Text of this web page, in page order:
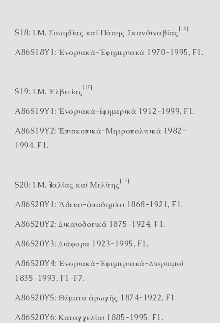
S18: Ι.Μ. Σουηδίας καί Πάσης Σκανδιναβίας [16]
A86S18Y1: Ἐνοριακά-Ἐφημεριακά 1970-1995, F1.
S19: Ι.Μ. Ἑλβετίας[17]
A86S19Y1: Ἐνοριακά-ἐφημερικά 1912-1999, F1.
A86S19Y2: Ἐπισκοπικά-Μητροπολιτικά 1982-
1994, F1.
S20: Ι.Μ. Ἰταλίας καί Μελίτης [18]
A86S20Y1: Ἄδειαι-ἀποδημίαι 1868-1921, F1.
A86S20Y2: Δικαιοδοτικά 1875-1924, F1.
A86S20Y3: Διάφορα 1923-1995, F1.
A86S20Y4: Ἐνοριακά-Ἐφημεριακά-Διορισμοί
1835-1993, F1-F7.
A86S20Y5: Θέματα ἀρωγῆς 1874-1922, F1.
A86S20Y6: Καταγγελίαι 1885-1995, F1.